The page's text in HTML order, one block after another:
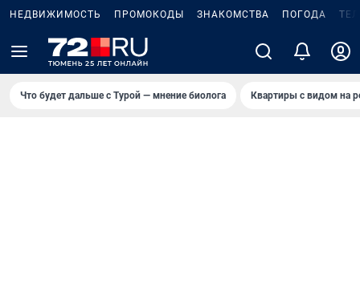
НЕДВИЖИМОСТЬ ПРОМОКОДЫ ЗНАКОМСТВА ПОГОДА
Что будет дальше с Турой — мнение биолога Квартиры с видом на